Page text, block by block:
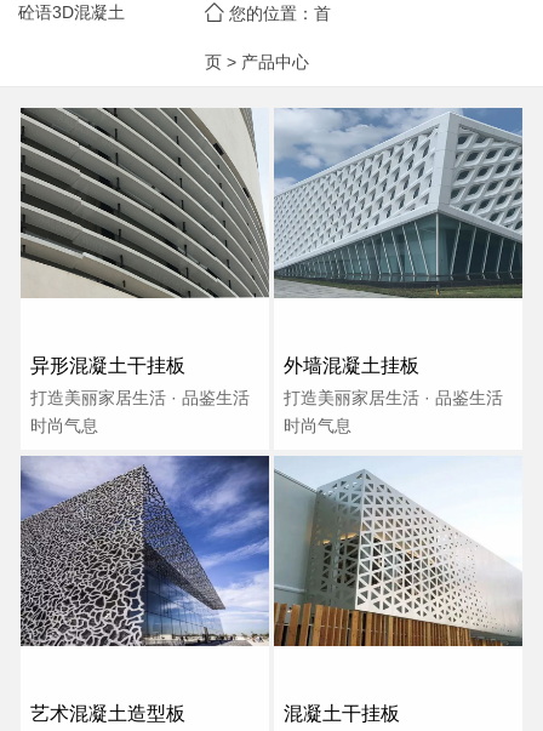
砼语3D混凝土 您的位置：首
页 > 产品中心
异形混凝土干挂板
打造美丽家居生活 · 品鉴生活
时尚气息
外墙混凝土挂板
打造美丽家居生活 · 品鉴生活
时尚气息
艺术混凝土造型板 混凝土干挂板